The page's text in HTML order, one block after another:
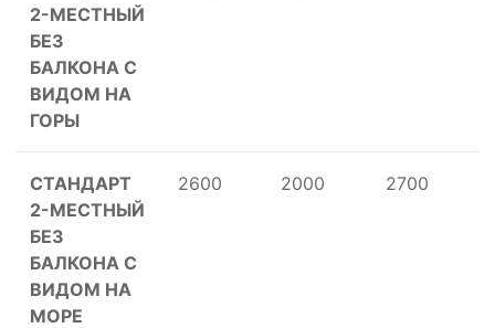
2-МЕСТНЫЙ
БЕЗ
БАЛКОНА С
ВИДОМ НА
ГОРЫ
СТАНДАРТ
2-МЕСТНЫЙ
БЕЗ
БАЛКОНА С
ВИДОМ НА
МОРЕ
2600 2000 2700